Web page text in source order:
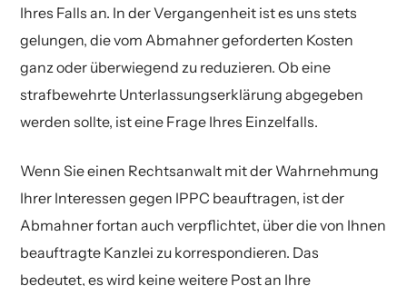
Ihres Falls an. In der Vergangenheit ist es uns stets
gelungen, die vom Abmahner geforderten Kosten
ganz oder überwiegend zu reduzieren. Ob eine
strafbewehrte Unterlassungserklärung abgegeben
werden sollte, ist eine Frage Ihres Einzelfalls.
Wenn Sie einen Rechtsanwalt mit der Wahrnehmung
Ihrer Interessen gegen IPPC beauftragen, ist der
Abmahner fortan auch verpflichtet, über die von Ihnen
beauftragte Kanzlei zu korrespondieren. Das
bedeutet, es wird keine weitere Post an Ihre